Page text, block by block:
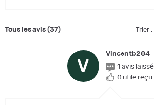
Tous les avis (37) Trier :
V
Vincentb284
1 avis laissé
0 utile reçu